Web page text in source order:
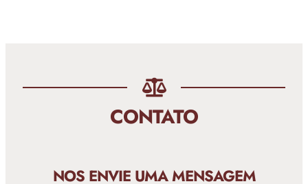
CONTATO
NOS ENVIE UMA MENSAGEM